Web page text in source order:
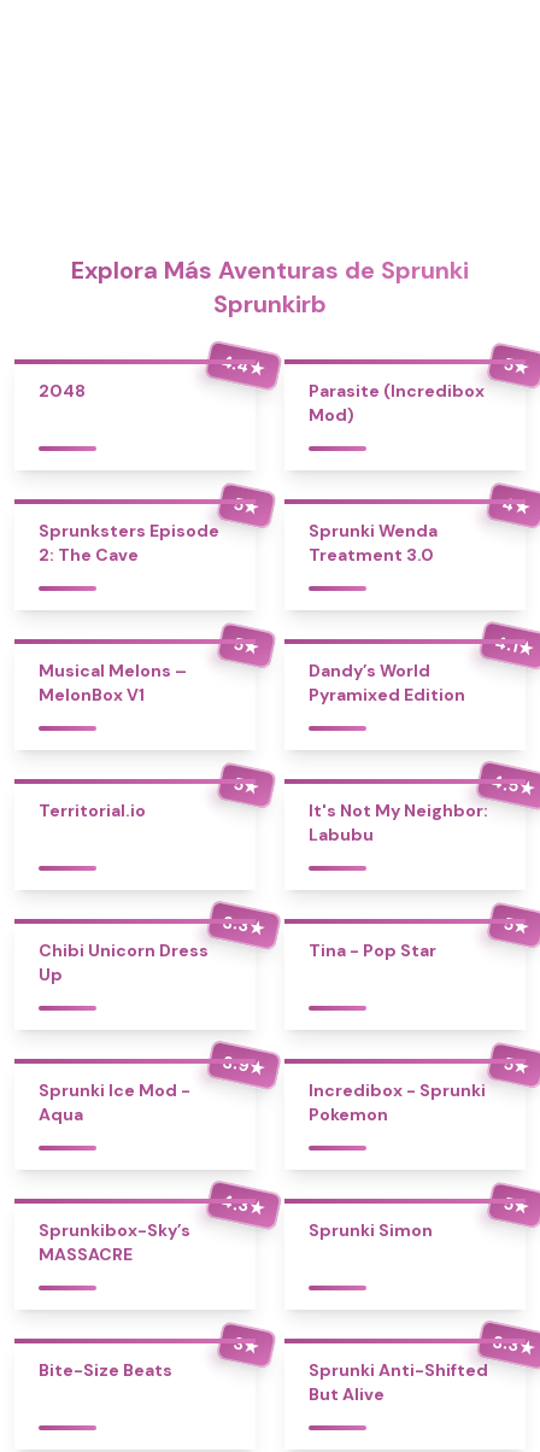
Explora Más Aventuras de Sprunki
Sprunkirb
4.4★
2048
5★
Parasite (Incredibox
Mod)
5★
Sprunksters Episode
2: The Cave
4★
Sprunki Wenda
Treatment 3.0
5★
Musical Melons –
MelonBox V1
4.1★
Dandy’s World
Pyramixed Edition
5★
Territorial.io
4.5★
It's Not My Neighbor:
Labubu
3.3★
Chibi Unicorn Dress
Up
5★
Tina - Pop Star
3.9★
Sprunki Ice Mod -
Aqua
5★
Incredibox - Sprunki
Pokemon
4.3★
Sprunkibox-Sky’s
MASSACRE
5★
Sprunki Simon
3★
Bite-Size Beats
3.3★
Sprunki Anti-Shifted
But Alive